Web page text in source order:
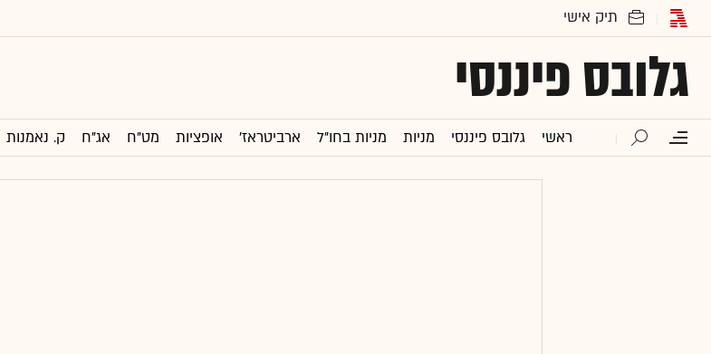
גלובס פיננסי
ראשי גלובס פיננסי מניות מניות בחו"ל ארביטראז' אופציות מט"ח אג"ח ק. נאמנות